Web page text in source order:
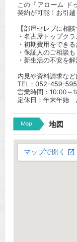
この『アローム ド
契約が可能！お引
【部屋セレブに相
・名古屋トップク
・初期費用をできる
・保証人のご相談も
・新生活の不安を
内見や資料請求など
TEL：052-459-
営業時間：10:00～
定休日：年末年始
Map 地図